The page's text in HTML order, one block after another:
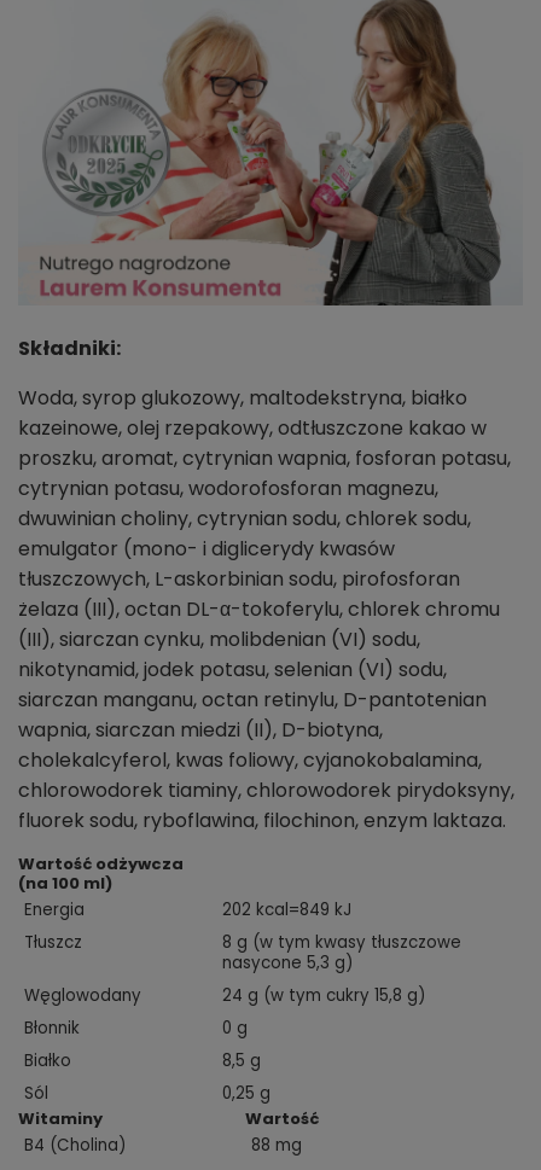
Składniki:
Woda, syrop glukozowy, maltodekstryna, białko
kazeinowe, olej rzepakowy, odtłuszczone kakao w
proszku, aromat, cytrynian wapnia, fosforan potasu,
cytrynian potasu, wodorofosforan magnezu,
dwuwinian choliny, cytrynian sodu, chlorek sodu,
emulgator (mono- i diglicerydy kwasów
tłuszczowych, L-askorbinian sodu, pirofosforan
żelaza (III), octan DL-α-tokoferylu, chlorek chromu
(III), siarczan cynku, molibdenian (VI) sodu,
nikotynamid, jodek potasu, selenian (VI) sodu,
siarczan manganu, octan retinylu, D-pantotenian
wapnia, siarczan miedzi (II), D-biotyna,
cholekalcyferol, kwas foliowy, cyjanokobalamina,
chlorowodorek tiaminy, chlorowodorek pirydoksyny,
fluorek sodu, ryboflawina, filochinon, enzym laktaza.
Wartość odżywcza
(na 100 ml)
Energia
202 kcal=849 kJ
Tłuszcz
8 g (w tym kwasy tłuszczowe
nasycone 5,3 g)
Węglowodany
24 g (w tym cukry 15,8 g)
Błonnik
0 g
Białko
8,5 g
Sól
0,25 g
Witaminy
Wartość
B4 (Cholina)
88 mg